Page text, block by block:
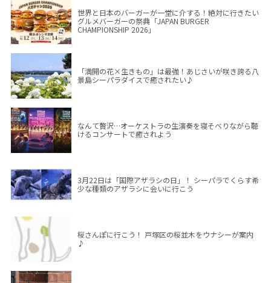
世界と日本のバーガーが一堂に介する！絶対に行きたい
グルメバーガーの祭典「JAPAN BURGER
CHAMPIONSHIP 2026」
「満開の花×生きもの」は最強！あじさいが咲き誇る八
景島シーパラダイスで癒されたい♪
なんて贅沢…オーケストラの生演奏を寝そべりながら聴
けるコンサートで癒されよう
3月22日は「国際アザラシの日」！ シーパラでくらす希
少な種類のアザラシに会いに行こう
桜さんぽに行こう！ 戸塚区の桜並木をウナシーが案内
♪